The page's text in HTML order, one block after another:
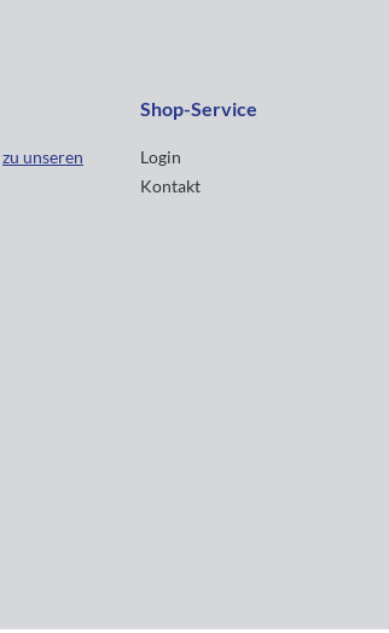
zu unseren
Shop-Service
Login
Kontakt